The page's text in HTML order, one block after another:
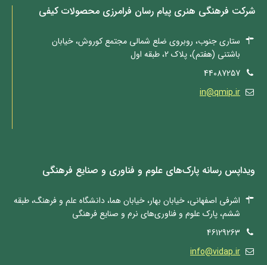
شرکت فرهنگی هنری پیام رسان فرامرزی محصولات کیفی
ستاری جنوب، روبروی ضلع شمالی مجتمع کوروش، خیابان
باشتنی (هفتم)، پلاک 2، طبقه اول
44087257
in@qmip.ir
ویداپس رسانه‌ پارک‌های علوم و فناوری و صنایع فرهنگی
اشرفی اصفهانی، خیابان بهار، خیابان هما، دانشگاه علم و فرهنگ، طبقه
ششم، پارک علوم و فناوری‌های نرم و صنایع فرهنگی
46129263
info@vidap.ir